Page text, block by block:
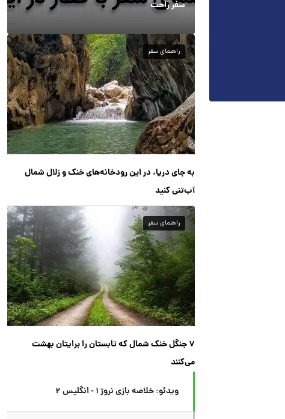
سفر راحت
راهنمای سفر
به جای دریا، در این رودخانه‌های خنک و زلال شمال
آب‌تنی کنید
راهنمای سفر
۷ جنگل خنک شمال که تابستان را برایتان بهشت
می‌کنند
ویدئو: خلاصه بازی نروژ ۱ - انگلیس ۲